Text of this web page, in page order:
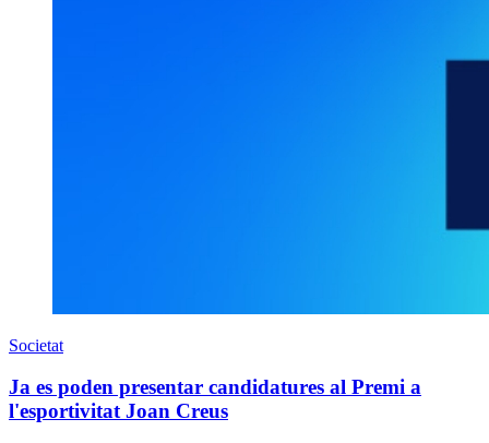
Societat
Ja es poden presentar candidatures al Premi a
l'esportivitat Joan Creus